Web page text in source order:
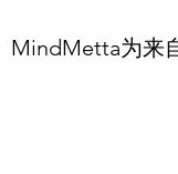
MindMetta为来